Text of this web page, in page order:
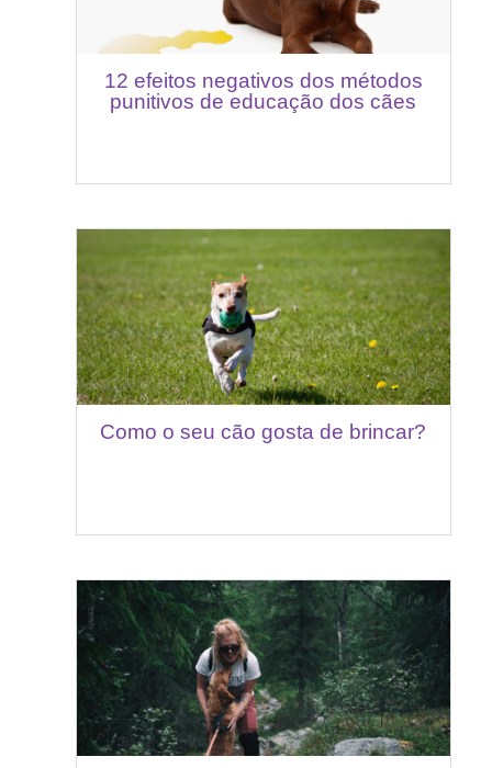
12 efeitos negativos dos métodos
punitivos de educação dos cães
Como o seu cão gosta de brincar?